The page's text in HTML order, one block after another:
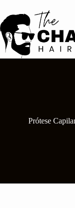
para
o
conteúdo
Prótese